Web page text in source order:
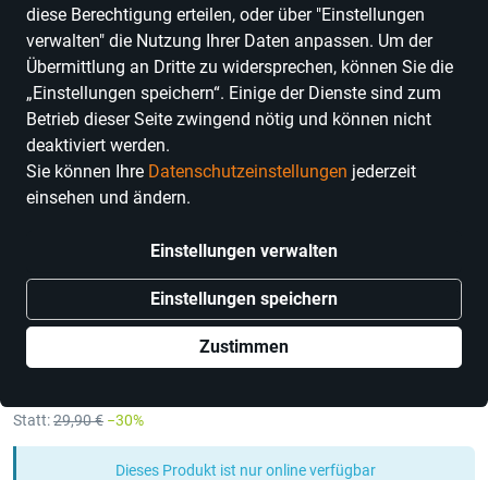
diese Berechtigung erteilen, oder über "Einstellungen
verwalten" die Nutzung Ihrer Daten anpassen. Um der
Übermittlung an Dritte zu widersprechen, können Sie die
„Einstellungen speichern“. Einige der Dienste sind zum
Betrieb dieser Seite zwingend nötig und können nicht
deaktiviert werden.
Sie können Ihre Datenschutzeinstellungen jederzeit
einsehen und ändern.
Einstellungen verwalten
Einstellungen speichern
Zustimmen
Gutschein: Well Being Drinks
Statt:29,90 € −30%
Dieses Produkt ist nur online verfügbar